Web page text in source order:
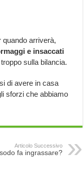
arriverà,
e insaccati
sulla bilancia.
di avere in casa
sforzi che abbiamo
Articolo Successivo
sodo fa ingrassare?